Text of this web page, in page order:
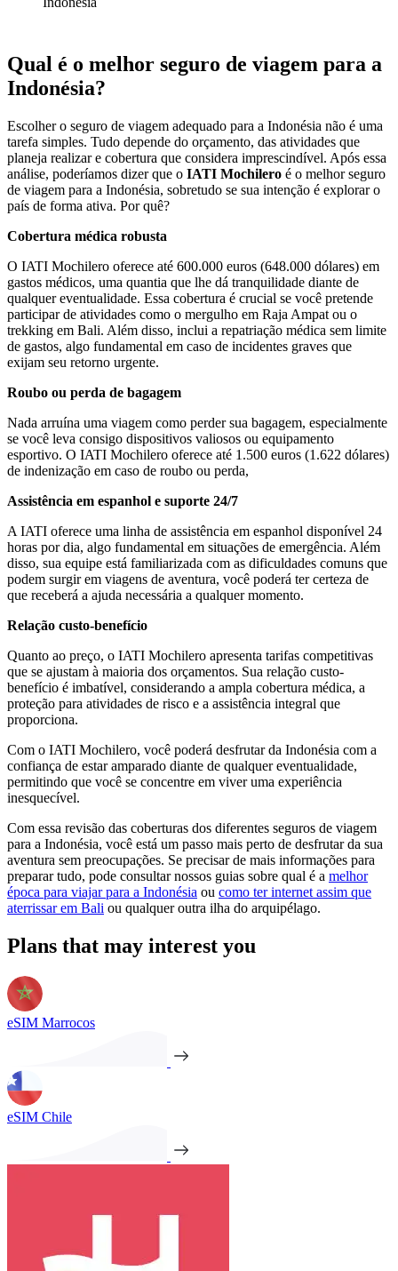
Qual é o melhor seguro de viagem para a
Indonésia?
Escolher o seguro de viagem adequado para a Indonésia não é uma
tarefa simples. Tudo depende do orçamento, das atividades que
planeja realizar e cobertura que considera imprescindível. Após essa
análise, poderíamos dizer que o IATI Mochilero é o melhor seguro
de viagem para a Indonésia, sobretudo se sua intenção é explorar o
país de forma ativa. Por quê?
Cobertura médica robusta
O IATI Mochilero oferece até 600.000 euros (648.000 dólares) em
gastos médicos, uma quantia que lhe dá tranquilidade diante de
qualquer eventualidade. Essa cobertura é crucial se você pretende
participar de atividades como o mergulho em Raja Ampat ou o
trekking em Bali. Além disso, inclui a repatriação médica sem limite
de gastos, algo fundamental em caso de incidentes graves que
exijam seu retorno urgente.
Roubo ou perda de bagagem
Nada arruína uma viagem como perder sua bagagem, especialmente
se você leva consigo dispositivos valiosos ou equipamento
esportivo. O IATI Mochilero oferece até 1.500 euros (1.622 dólares)
de indenização em caso de roubo ou perda,
Assistência em espanhol e suporte 24/7
A IATI oferece uma linha de assistência em espanhol disponível 24
horas por dia, algo fundamental em situações de emergência. Além
disso, sua equipe está familiarizada com as dificuldades comuns que
podem surgir em viagens de aventura, você poderá ter certeza de
que receberá a ajuda necessária a qualquer momento.
Relação custo-benefício
Quanto ao preço, o IATI Mochilero apresenta tarifas competitivas
que se ajustam à maioria dos orçamentos. Sua relação custo-
benefício é imbatível, considerando a ampla cobertura médica, a
proteção para atividades de risco e a assistência integral que
proporciona.
Com o IATI Mochilero, você poderá desfrutar da Indonésia com a
confiança de estar amparado diante de qualquer eventualidade,
permitindo que você se concentre em viver uma experiência
inesquecível.
Com essa revisão das coberturas dos diferentes seguros de viagem
para a Indonésia, você está um passo mais perto de desfrutar da sua
aventura sem preocupações. Se precisar de mais informações para
preparar tudo, pode consultar nossos guias sobre qual é a melhor
época para viajar para a Indonésia ou como ter internet assim que
aterrissar em Bali ou qualquer outra ilha do arquipélago.
Plans that may interest you
eSIM Marrocos
eSIM Chile